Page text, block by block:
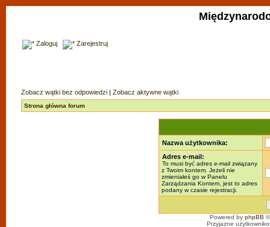
Zaloguj Zarejestruj
Zobacz wątki bez odpowiedzi | Zobacz aktywne wątki
Strona główna forum
Nazwa użytkownika:
Adres e-mail:
To musi być adres e-mail związany
z Twoim kontem. Jeżeli nie
zmieniałeś go w Panelu
Zarządzania Kontem, jest to adres
podany w czasie rejestracji.
Powered by phpBB
Przyjazne